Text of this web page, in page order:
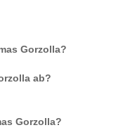
Gorzolla?
ab?
Gorzolla?